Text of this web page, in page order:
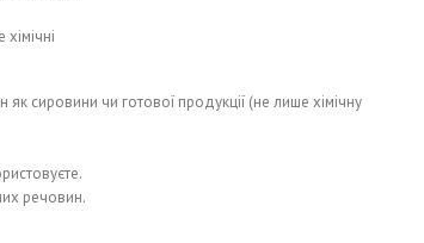
сировини чи готової продукції (не лише хімічну
речовин.